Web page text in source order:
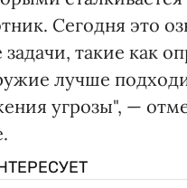
Сегодня это
такие как
лучше
угрозы", —